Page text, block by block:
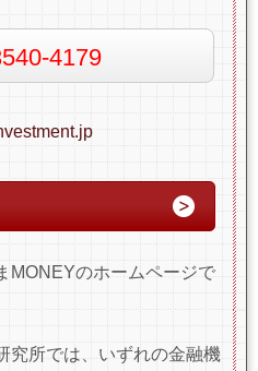
4179
MONEYのホームページで
究所では、いずれの金融機